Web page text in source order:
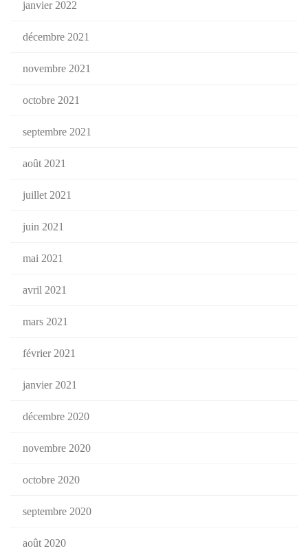
janvier 2022
décembre 2021
novembre 2021
octobre 2021
septembre 2021
août 2021
juillet 2021
juin 2021
mai 2021
avril 2021
mars 2021
février 2021
janvier 2021
décembre 2020
novembre 2020
octobre 2020
septembre 2020
août 2020